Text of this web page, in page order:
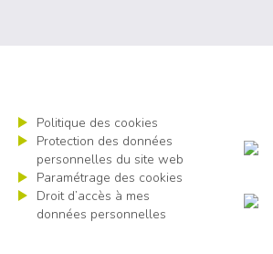
Politique des cookies
Protection des données
personnelles du site web
Paramétrage des cookies
Droit d’accès à mes
données personnelles